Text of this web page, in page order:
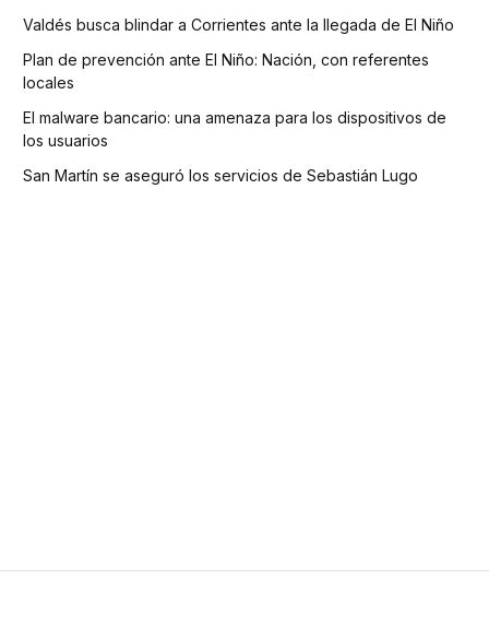
Valdés busca blindar a Corrientes ante la llegada de El Niño
Plan de prevención ante El Niño: Nación, con referentes
locales
El malware bancario: una amenaza para los dispositivos de
los usuarios
San Martín se aseguró los servicios de Sebastián Lugo